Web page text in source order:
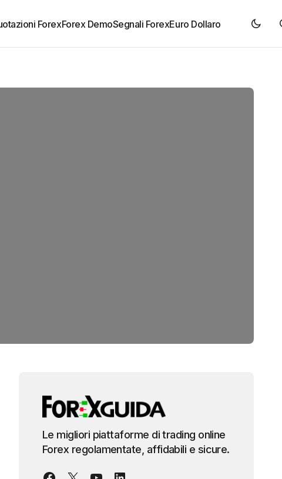
ForexForex DemoSegnali ForexEuro Dollaro
Le migliori piattaforme di trading online
Forex regolamentate, affidabili e sicure.